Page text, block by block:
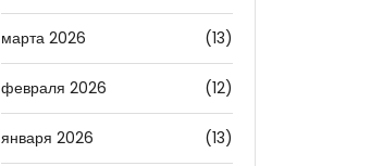
марта 2026 (13)
февраля 2026 (12)
января 2026 (13)